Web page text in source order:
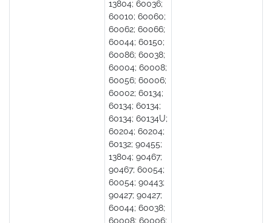
13804; 60036;
60010; 60060;
60062; 60066;
60044; 60150;
60086; 60038;
60004; 60008;
60056; 60006;
60002; 60134;
60134; 60134;
60134; 60134U;
60204; 60204;
60132; 90455;
13804; 90467;
90467; 60054;
60054; 90443;
90427; 90427;
60044; 60038;
60008; 60006;